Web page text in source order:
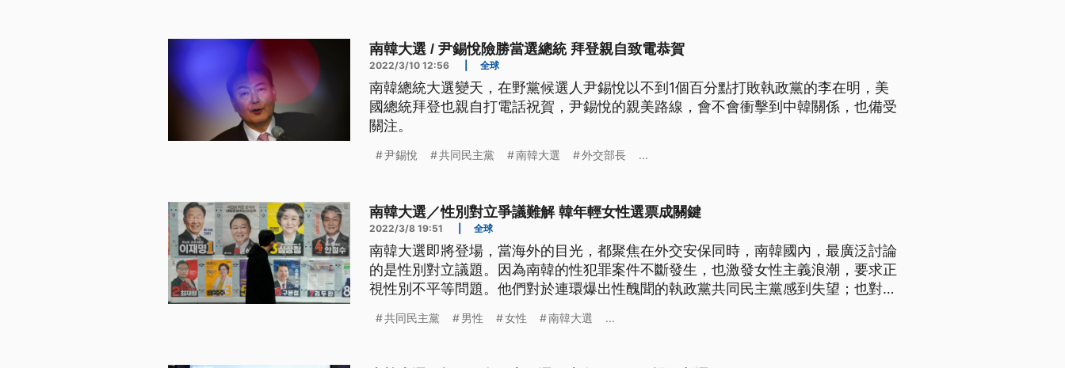
南韓大選 / 尹錫悅險勝當選總統 拜登親自致電恭賀
2022/3/10 12:56 全球
南韓總統大選變天，在野黨候選人尹錫悅以不到1個百分點打敗執政黨的李在明，美
國總統拜登也親自打電話祝賀，尹錫悅的親美路線，會不會衝擊到中韓關係，也備受
關注。
尹錫悅 共同民主黨 南韓大選 外交部長 ...
南韓大選／性別對立爭議難解 韓年輕女性選票成關鍵
2022/3/8 19:51 全球
南韓大選即將登場，當海外的目光，都聚焦在外交安保同時，南韓國內，最廣泛討論
的是性別對立議題。因為南韓的性犯罪案件不斷發生，也激發女性主義浪潮，要求正
視性別不平等問題。他們對於連環爆出性醜聞的執政黨共同民主黨感到失望；也對於
給誰，也將會成為左右選情的重要關鍵，來看獨立記者楊虔豪的報導。
共同民主黨 男性 女性 南韓大選 ...